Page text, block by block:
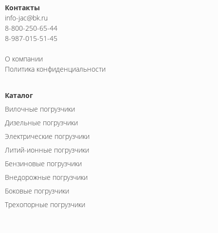
Контакты
info-jac@bk.ru
8-800-250-65-44
8-987-015-51-45
О компании
Политика конфиденциальности
Каталог
Вилочные погрузчики
Дизельные погрузчики
Электрические погрузчики
Литий-ионные погрузчики
Бензиновые погрузчики
Внедорожные погрузчики
Боковые погрузчики
Трехопорные погрузчики